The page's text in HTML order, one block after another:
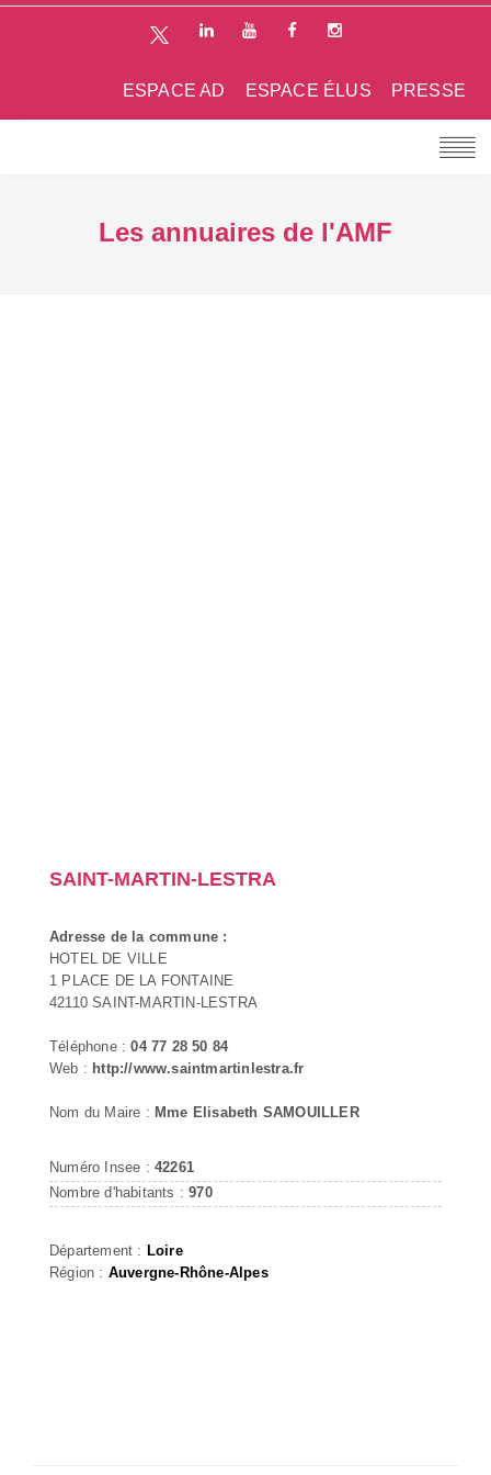
PRESSE
ESPACE ÉLUS
ESPACE AD
Les annuaires de l'AMF
SAINT-MARTIN-LESTRA
Adresse de la commune :
HOTEL DE VILLE
1 PLACE DE LA FONTAINE
42110 SAINT-MARTIN-LESTRA
Téléphone :04 77 28 50 84
Web : http://www.saintmartinlestra.fr
Nom du Maire : Mme Elisabeth SAMOUILLER
Numéro Insee : 42261
Nombre d'habitants :970
Département : Loire
Région : Auvergne-Rhône-Alpes